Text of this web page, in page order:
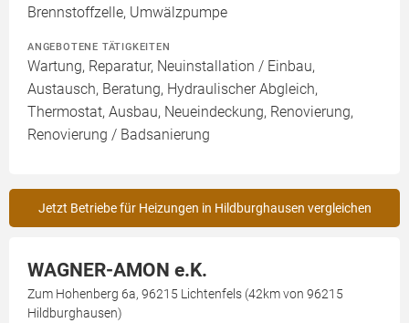
Brennstoffzelle, Umwälzpumpe
ANGEBOTENE TÄTIGKEITEN
Wartung, Reparatur, Neuinstallation / Einbau,
Austausch, Beratung, Hydraulischer Abgleich,
Thermostat, Ausbau, Neueindeckung, Renovierung,
Renovierung / Badsanierung
Jetzt Betriebe für Heizungen in Hildburghausen vergleichen
WAGNER-AMON e.K.
Zum Hohenberg 6a, 96215 Lichtenfels (42km von 96215
Hildburghausen)